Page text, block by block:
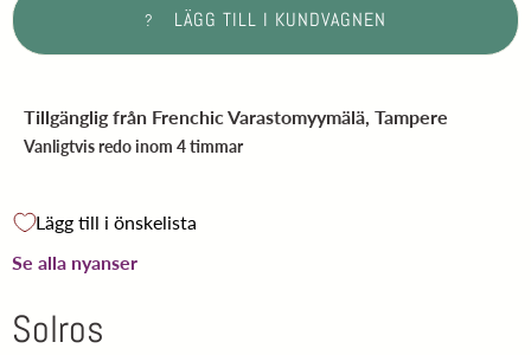
? LÄGG TILL I KUNDVAGNEN
Tillgänglig från Frenchic Varastomyymälä, Tampere
Vanligtvis redo inom 4 timmar
Lägg till i önskelista
Se alla nyanser
Solros